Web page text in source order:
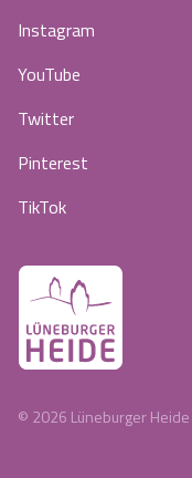
Instagram
YouTube
Twitter
Pinterest
TikTok
© 2026 Lüneburger Heide